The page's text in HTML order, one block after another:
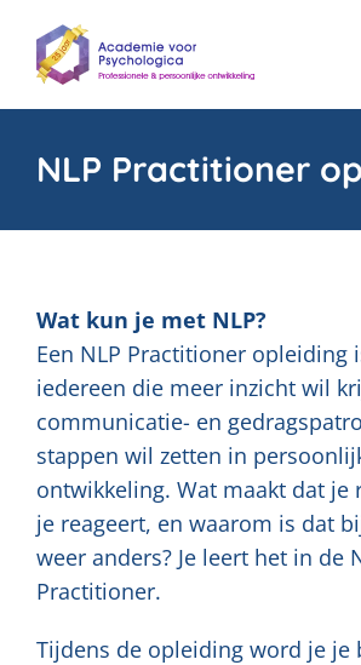
content
NLP Practitioner
Wat kun je met NLP?
Een NLP Practitioner opleiding
iedereen die meer inzicht wil
communicatie- en
stappen wil zetten in
ontwikkeling. Wat maakt dat je
je reageert, en waarom is dat
weer anders? Je leert het in de
Practitioner.
Tijdens de opleiding word je je